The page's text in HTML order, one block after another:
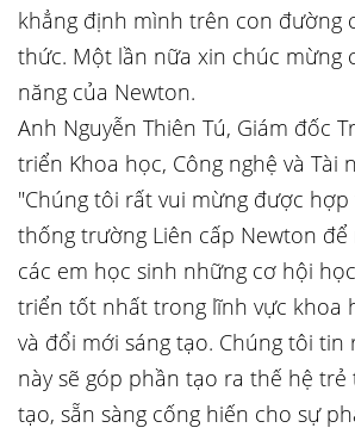
khẳng định mình trên con đường
thức. Một lần nữa xin chúc mừng
năng của Newton.
Anh Nguyễn Thiên Tú, Giám đốc
triển Khoa học, Công nghệ và Tài
"Chúng tôi rất vui mừng được hợp
thống trường Liên cấp Newton để
các em học sinh những cơ hội
triển tốt nhất trong lĩnh vực khoa
và đổi mới sáng tạo. Chúng tôi tin
này sẽ góp phần tạo ra thế hệ trẻ
tạo, sẵn sàng cống hiến cho sự